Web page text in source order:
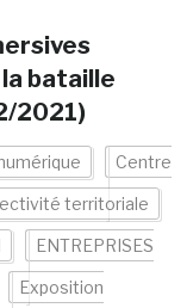
bataille
2021)
Centre
territoriale
ENTREPRISES
Exposition